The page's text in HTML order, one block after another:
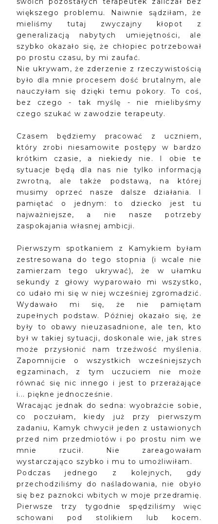
większego problemu. Naiwnie sądziłam, że
mieliśmy tutaj zwyczajny kłopot z
generalizacją nabytych umiejętności, ale
szybko okazało się, że chłopiec potrzebował
po prostu czasu, by mi zaufać.
Nie ukrywam, że zderzenie z rzeczywistością
było dla mnie procesem dość brutalnym, ale
nauczyłam się dzięki temu pokory. To coś,
bez czego - tak myślę - nie mielibyśmy
czego szukać w zawodzie terapeuty.
Czasem będziemy pracować z uczniem,
który zrobi niesamowite postępy w bardzo
krótkim czasie, a niekiedy nie. I obie te
sytuacje będą dla nas nie tylko informacją
zwrotną, ale także podstawą, na której
musimy oprzeć nasze dalsze działania. I
pamiętać o jednym: to dziecko jest tu
najważniejsze, a nie nasze potrzeby
zaspokajania własnej ambicji.
Pierwszym spotkaniem z Kamykiem byłam
zestresowana do tego stopnia (i wcale nie
zamierzam tego ukrywać), że w ułamku
sekundy z głowy wyparowało mi wszystko,
co udało mi się w niej wcześniej zgromadzić.
Wydawało mi się, że nie pamiętam
zupełnych podstaw. Później okazało się, że
były to obawy nieuzasadnione, ale ten, kto
był w takiej sytuacji, doskonale wie, jak stres
może przysłonić nam trzeźwość myślenia.
Zapomnijcie o wszystkich wcześniejszych
egzaminach, z tym uczuciem nie może
równać się nic innego i jest to przerażające
i... piękne jednocześnie.
Wracając jednak do sedna: wyobraźcie sobie,
co poczułam, kiedy już przy pierwszym
zadaniu, Kamyk chwycił jeden z ustawionych
przed nim przedmiotów i po prostu nim we
mnie rzucił. Nie zareagowałam
wystarczająco szybko i mu to umożliwiłam.
Podczas jednego z kolejnych, gdy
przechodziliśmy do naśladowania, nie obyło
się bez paznokci wbitych w moje przedramię.
Pierwsze trzy tygodnie spędziliśmy więc
schowani pod stolikiem lub kocem.